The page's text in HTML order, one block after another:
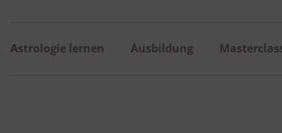
Astrologie lernen Ausbildung